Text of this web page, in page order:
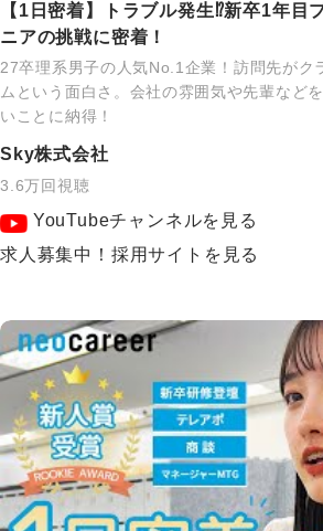
【1日密着】トラブル発生⁉新卒1年目
ニアの挑戦に密着！
27卒理系男子の人気No.1企業！訪問先がク
ムという面白さ。会社の雰囲気や先輩など
いことに納得！
Sky株式会社
3.6万回視聴
YouTubeチャンネルを見る
求人募集中！採用サイトを見る